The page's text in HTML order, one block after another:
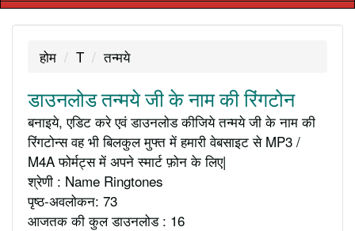
होम T तन्मये
डाउनलोड तन्मये जी के नाम की रिंगटोन
बनाइये, एडिट करे एवं डाउनलोड कीजिये तन्मये जी के नाम की
रिंगटोन्स वह भी बिलकुल मुफ्त में हमारी वेबसाइट से MP3 /
M4A फोर्मट्स में अपने स्मार्ट फ़ोन के लिए|
श्रेणी : Name Ringtones
पृष्ठ-अवलोकन: 73
आजतक की कुल डाउनलोड : 16